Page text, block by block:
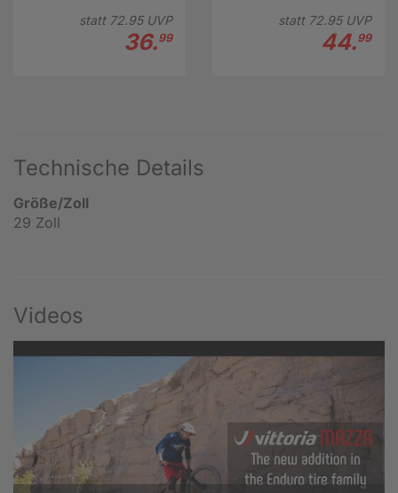
statt 72.95UVP
36.99
statt 72.95UVP
44.99
Technische Details
Größe/Zoll
29 Zoll
Videos